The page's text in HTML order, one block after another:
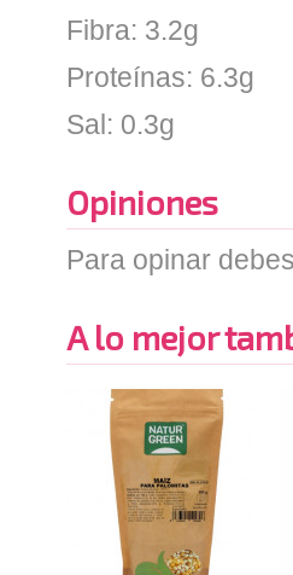
Fibra: 3.2g
Proteínas: 6.3g
Sal: 0.3g
Opiniones
Para opinar
A lo mejor